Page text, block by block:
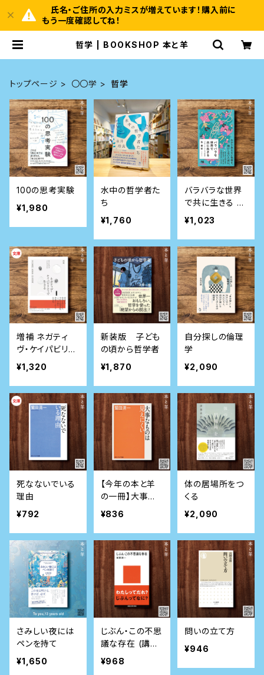
氏名・ご住所の入力ミスが増えています！購入前に
もう一度確認してね！
哲学 | BOOKSHOP 本と羊
トップページ 〇〇学 哲学
100の思考実験
¥1,980
水中の哲学者た
ち
¥1,760
バラバラな世界
で共に生きる リ
チャード・ローテ
ィの哲学 (NHK
出版新書)
¥1,023
増補 ネガティ
ヴ・ケイパビリテ
ィで生きる 答え
を急がず立ち止
まる力
¥1,320
新装版 子ども
の頃から哲学者
¥1,870
自分探しの倫理
学
¥2,090
死なないでいる
理由
¥792
【今年の本と羊
の一冊】大事な
ものは見えにく
¥836
体の居場所をつ
くる
¥2,090
さみしい夜には
ペンを持て
¥1,650
じぶん・この不思
議な存在 (講談
社現代新書)
¥968
問いの立て方
¥946